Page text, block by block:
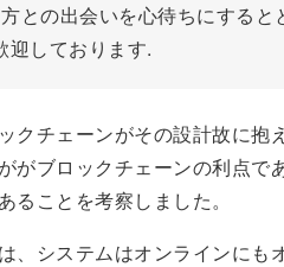
との出会いを心待ちにする
しております.
クチェーンがその設計故に抱
がブロックチェーンの利点で
ることを考察しました。
、システムはオンラインにも